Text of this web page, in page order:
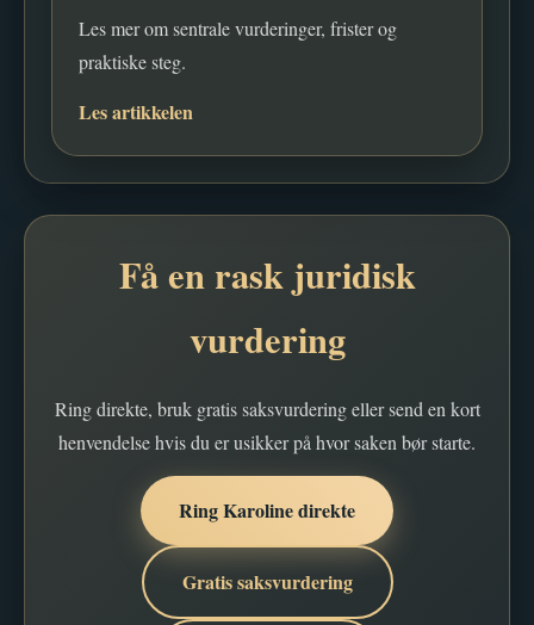
Les mer om sentrale vurderinger, frister og
praktiske steg.
Les artikkelen
Få en rask juridisk
vurdering
Ring direkte, bruk gratis saksvurdering eller send en kort
henvendelse hvis du er usikker på hvor saken bør starte.
Ring Karoline direkte
Gratis saksvurdering